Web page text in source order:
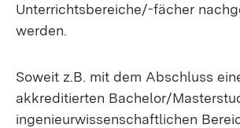
Unterrichtsbereiche/-fächer
werden.
Soweit z.B. mit dem Abschluss
akkreditierten Bachelor/
ingenieurwissenschaftlichen